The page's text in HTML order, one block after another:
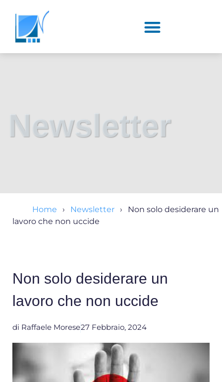
Newsletter
Home Newsletter
Non solo desiderare un
lavoro che non uccide
Non solo desiderare un
lavoro che non uccide
di Raffaele Morese27 Febbraio, 2024